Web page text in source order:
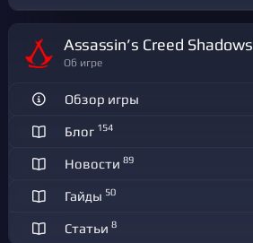
Assassin’s Creed Shadows
Об игре
Обзор игры
Блог 154
Новости 89
Гайды 50
Статьи 8